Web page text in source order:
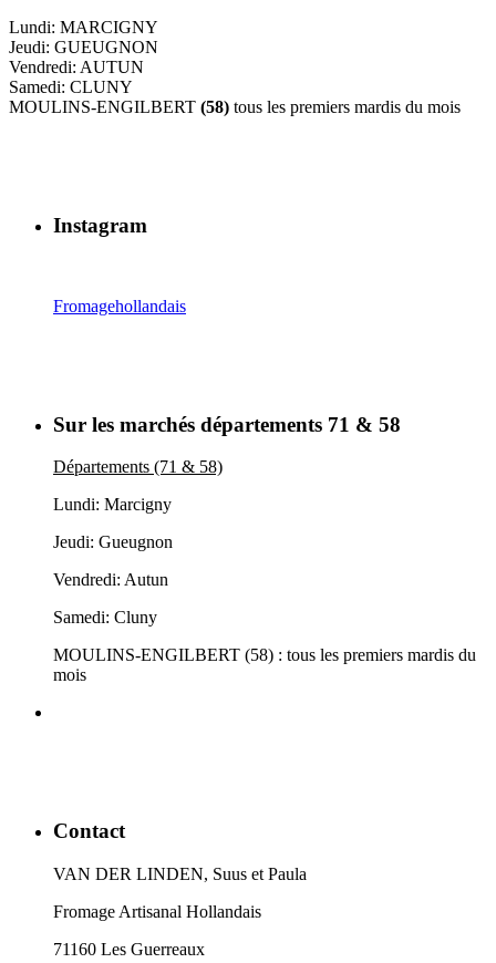
Lundi: MARCIGNY
Jeudi: GUEUGNON
Vendredi: AUTUN
Samedi: CLUNY
MOULINS-ENGILBERT (58) tous les premiers mardis du mois
Instagram
Fromagehollandais
Sur les marchés départements 71 & 58
Départements (71 & 58)
Lundi: Marcigny
Jeudi: Gueugnon
Vendredi: Autun
Samedi: Cluny
MOULINS-ENGILBERT (58) : tous les premiers mardis du
mois
Contact
VAN DER LINDEN, Suus et Paula
Fromage Artisanal Hollandais
71160 Les Guerreaux